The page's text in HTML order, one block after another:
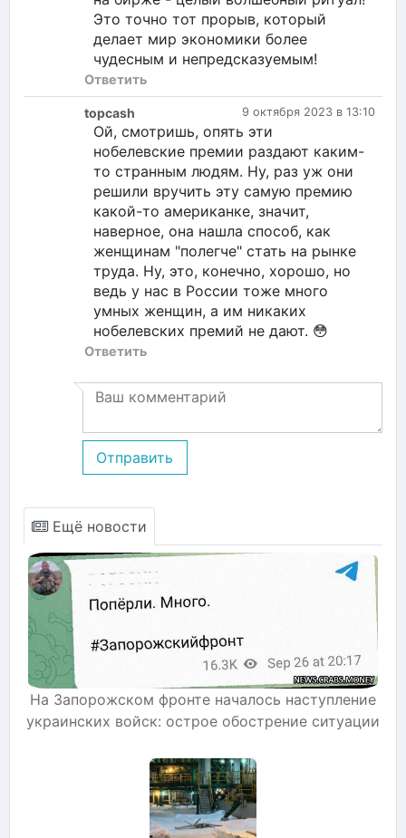
Это точно тот прорыв, который
делает мир экономики более
чудесным и непредсказуемым!
Ответить
9 октября 2023 в 13:10
topcash
Ой, смотришь, опять эти
нобелевские премии раздают каким-
то странным людям. Ну, раз уж они
решили вручить эту самую премию
какой-то американке, значит,
наверное, она нашла способ, как
женщинам "полегче" стать на рынке
труда. Ну, это, конечно, хорошо, но
ведь у нас в России тоже много
умных женщин, а им никаких
нобелевских премий не дают. 😳
Ответить
Отправить
Ещё новости
На Запорожском фронте началось наступление
украинских войск: острое обострение ситуации